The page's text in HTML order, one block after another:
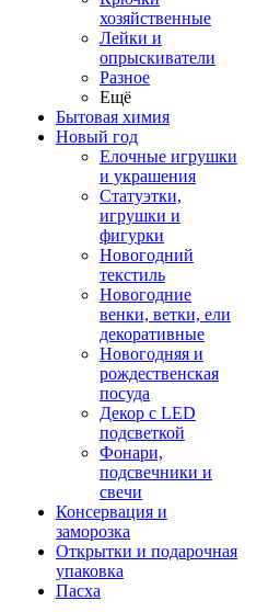
хозяйственные
Лейки и
опрыскиватели
Разное
Ещё
Бытовая химия
Новый год
Елочные игрушки
и украшения
Статуэтки,
игрушки и
фигурки
Новогодний
текстиль
Новогодние
венки, ветки, ели
декоративные
Новогодняя и
рождественская
посуда
Декор с LED
подсветкой
Фонари,
подсвечники и
свечи
Консервация и
заморозка
Открытки и подарочная
упаковка
Пасха